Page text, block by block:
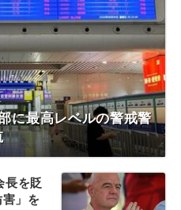
に最高レベルの警戒警
長を貶
」を